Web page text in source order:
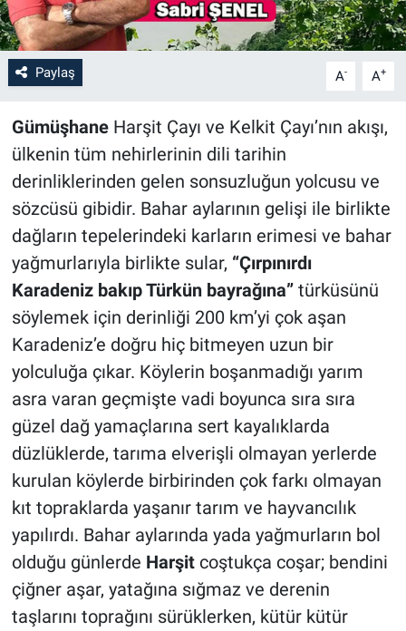
Paylaş A- A+
GümüşhaneHarşit Çayı ve Kelkit Çayı’nın akışı,
ülkenin tüm nehirlerinin dili tarihin
derinliklerinden gelen sonsuzluğun yolcusu ve
sözcüsü gibidir. Bahar aylarının gelişi ile birlikte
dağların tepelerindeki karların erimesi ve bahar
yağmurlarıyla birlikte sular, “Çırpınırdı
Karadeniz bakıp Türkün bayrağına”türküsünü
söylemek için derinliği 200 km’yi çok aşan
Karadeniz’e doğru hiç bitmeyen uzun bir
yolculuğa çıkar. Köylerin boşanmadığı yarım
asra varan geçmişte vadi boyunca sıra sıra
güzel dağ yamaçlarına sert kayalıklarda
düzlüklerde, tarıma elverişli olmayan yerlerde
kurulan köylerde birbirinden çok farkı olmayan
kıt topraklarda yaşanır tarım ve hayvancılık
yapılırdı. Bahar aylarında yada yağmurların bol
olduğu günlerde Harşit coştukça coşar; bendini
çiğner aşar, yatağına sığmaz ve derenin
taşlarını toprağını sürüklerken, kütür kütür